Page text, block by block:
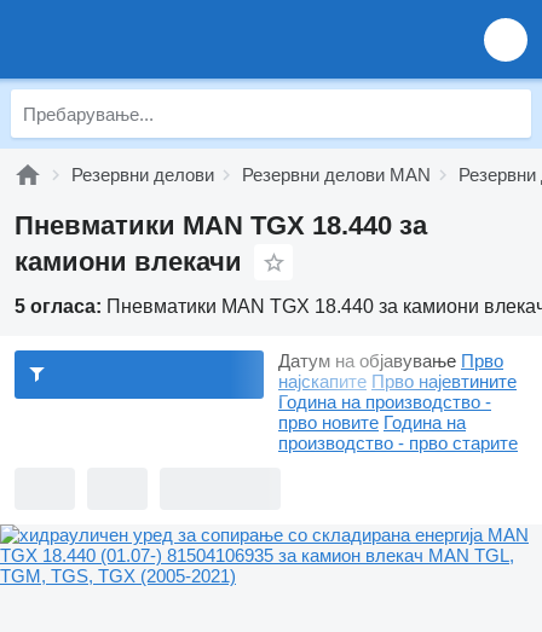
Резервни делови Резервни делови MAN
Пневматики MAN TGX 18.440 за
камиони влекачи
5 огласа: Пневматики MAN TGX 18.440 за камиони
Датум на објавување Прво
најскапите Прво најевтините
Година на производство -
прво новите Година на
производство - прво старите